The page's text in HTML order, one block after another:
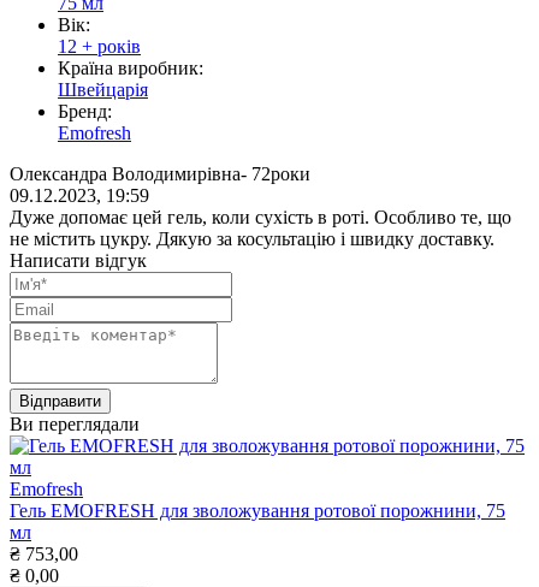
Вік:
12 + років
Країна виробник:
Швейцарія
Бренд:
Emofresh
Олександра Володимирівна- 72роки
09.12.2023, 19:59
Дуже допомає цей гель, коли сухість в роті. Особливо те, що
не містить цукру. Дякую за косультацію і швидку доставку.
Написати відгук
Ви переглядали
Emofresh
Гель EMOFRESH для зволожування ротової порожнини, 75
мл
₴ 753,00
₴ 0,00